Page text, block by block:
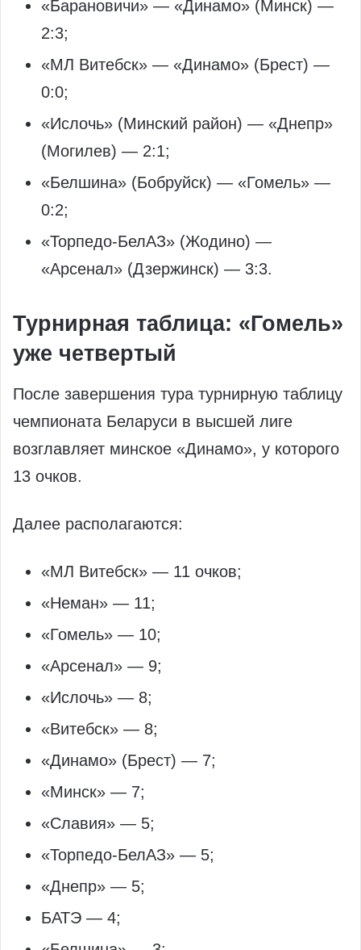
«Барановичи» — «Динамо» (Минск) —
2:3;
«МЛ Витебск» — «Динамо» (Брест) —
0:0;
«Ислочь» (Минский район) — «Днепр»
(Могилев) — 2:1;
«Белшина» (Бобруйск) — «Гомель» —
0:2;
«Торпедо‑БелАЗ» (Жодино) —
«Арсенал» (Дзержинск) — 3:3.
Турнирная таблица: «Гомель»
уже четвертый
После завершения тура турнирную таблицу
чемпионата Беларуси в высшей лиге
возглавляет минское «Динамо», у которого
13 очков.
Далее располагаются:
«МЛ Витебск» — 11 очков;
«Неман» — 11;
«Гомель» — 10;
«Арсенал» — 9;
«Ислочь» — 8;
«Витебск» — 8;
«Динамо» (Брест) — 7;
«Минск» — 7;
«Славия» — 5;
«Торпедо‑БелАЗ» — 5;
«Днепр» — 5;
БАТЭ — 4;